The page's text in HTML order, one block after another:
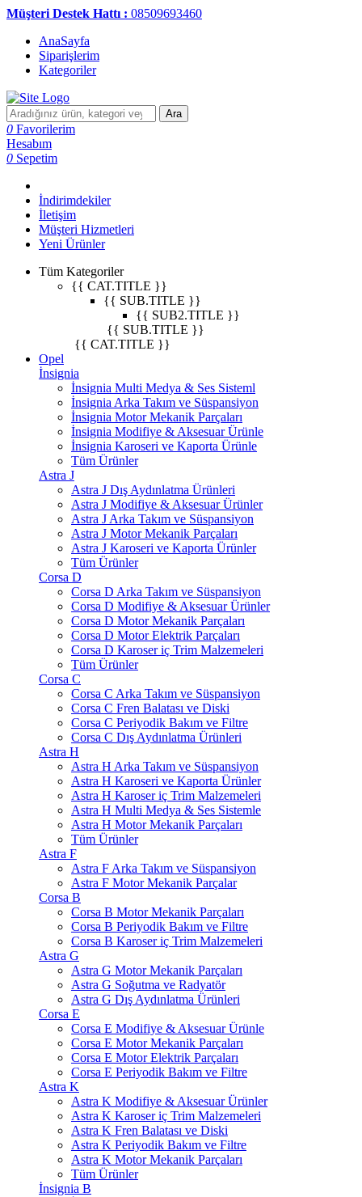
Müşteri Destek Hattı : 08509693460
AnaSayfa
Siparişlerim
Kategoriler
Ara
0 Favorilerim
Hesabım
0 Sepetim
İndirimdekiler
İletişim
Müşteri Hizmetleri
Yeni Ürünler
Tüm Kategoriler
{{ CAT.TITLE }}
{{ SUB.TITLE }}
{{ SUB2.TITLE }}
{{ SUB.TITLE }}
{{ CAT.TITLE }}
Opel
İnsignia
İnsignia Multi Medya & Ses Sisteml
İnsignia Arka Takım ve Süspansiyon
İnsignia Motor Mekanik Parçaları
İnsignia Modifiye & Aksesuar Ürünle
İnsignia Karoseri ve Kaporta Ürünle
Tüm Ürünler
Astra J
Astra J Dış Aydınlatma Ürünleri
Astra J Modifiye & Aksesuar Ürünler
Astra J Arka Takım ve Süspansiyon
Astra J Motor Mekanik Parçaları
Astra J Karoseri ve Kaporta Ürünler
Tüm Ürünler
Corsa D
Corsa D Arka Takım ve Süspansiyon
Corsa D Modifiye & Aksesuar Ürünler
Corsa D Motor Mekanik Parçaları
Corsa D Motor Elektrik Parçaları
Corsa D Karoser iç Trim Malzemeleri
Tüm Ürünler
Corsa C
Corsa C Arka Takım ve Süspansiyon
Corsa C Fren Balatası ve Diski
Corsa C Periyodik Bakım ve Filtre
Corsa C Dış Aydınlatma Ürünleri
Astra H
Astra H Arka Takım ve Süspansiyon
Astra H Karoseri ve Kaporta Ürünler
Astra H Karoser iç Trim Malzemeleri
Astra H Multi Medya & Ses Sistemle
Astra H Motor Mekanik Parçaları
Tüm Ürünler
Astra F
Astra F Arka Takım ve Süspansiyon
Astra F Motor Mekanik Parçalar
Corsa B
Corsa B Motor Mekanik Parçaları
Corsa B Periyodik Bakım ve Filtre
Corsa B Karoser iç Trim Malzemeleri
Astra G
Astra G Motor Mekanik Parçaları
Astra G Soğutma ve Radyatör
Astra G Dış Aydınlatma Ürünleri
Corsa E
Corsa E Modifiye & Aksesuar Ürünle
Corsa E Motor Mekanik Parçaları
Corsa E Motor Elektrik Parçaları
Corsa E Periyodik Bakım ve Filtre
Astra K
Astra K Modifiye & Aksesuar Ürünler
Astra K Karoser iç Trim Malzemeleri
Astra K Fren Balatası ve Diski
Astra K Periyodik Bakım ve Filtre
Astra K Motor Mekanik Parçaları
Tüm Ürünler
İnsignia B